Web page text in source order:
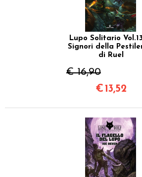
Lupo Solitario
Signori della
di Ruel
€ 16,90
€ 13,52